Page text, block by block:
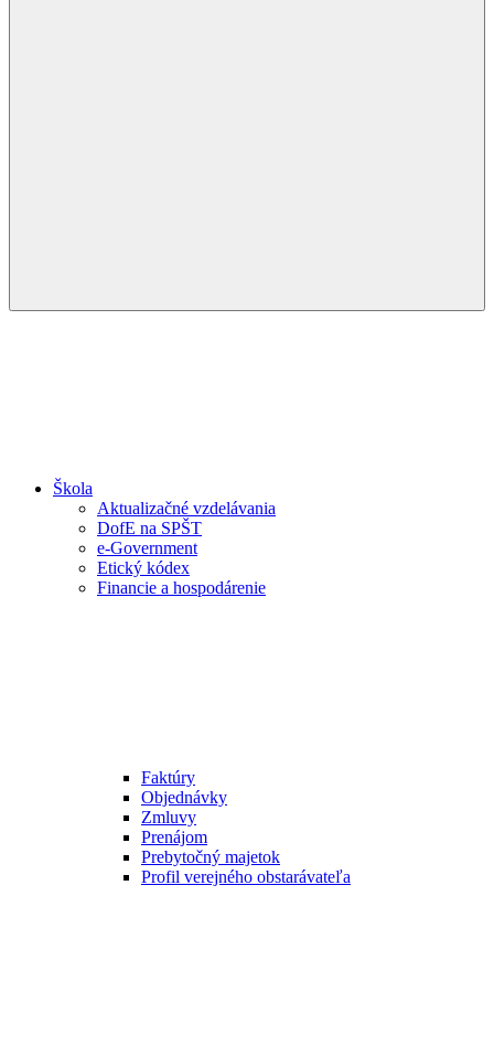
Škola
Aktualizačné vzdelávania
DofE na SPŠT
e-Government
Etický kódex
Financie a hospodárenie
Faktúry
Objednávky
Zmluvy
Prenájom
Prebytočný majetok
Profil verejného obstarávateľa